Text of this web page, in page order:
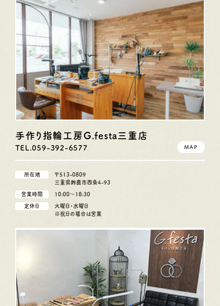
手作り指輪工房G.festa三重店
TEL.059-392-6577 MAP
所在地
〒513-0809
三重県鈴鹿市西条4-93
営業時間 10:00〜18:30
定休日
火曜日・水曜日
※祝日の場合は営業